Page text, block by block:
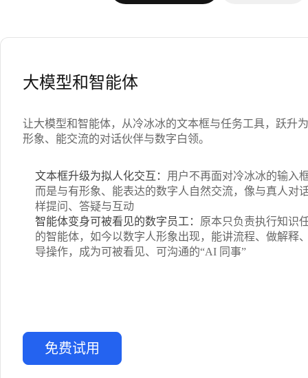
大模型和智能体
让大模型和智能体，从冷冰冰的文本框与任务工具，跃升
形象、能交流的对话伙伴与数字白领。
文本框升级为拟人化交互： 用户不再面对冷冰冰的输入
而是与有形象、能表达的数字人自然交流，像与真人对
样提问、答疑与互动
智能体变身可被看见的数字员工： 原本只负责执行知识
的智能体，如今以数字人形象出现，能讲流程、做解释
导操作，成为可被看见、可沟通的“AI 同事”
免费试用